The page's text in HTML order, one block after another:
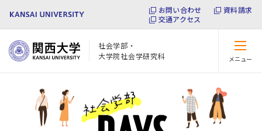
お問い合わせ
資料請求
交通アクセス
社会学部・
大学院社会学研究科
メニュー